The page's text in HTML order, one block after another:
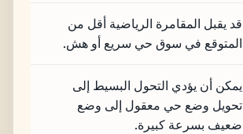
قد يقبل المقامرة الرياضية أقل من
المتوقع في سوق حي سريع أو هش.
يمكن أن يؤدي التحول البسيط إلى
تحويل وضع حي معقول إلى وضع
ضعيف بسرعة كبيرة.